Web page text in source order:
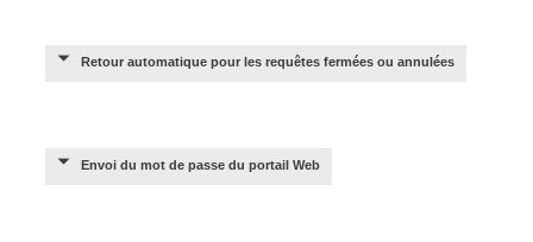
Retour automatique pour les requêtes fermées ou annulées
Envoi du mot de passe du portail Web